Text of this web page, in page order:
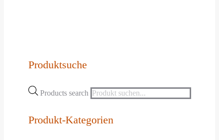
Produktsuche
Products search
Produkt-Kategorien